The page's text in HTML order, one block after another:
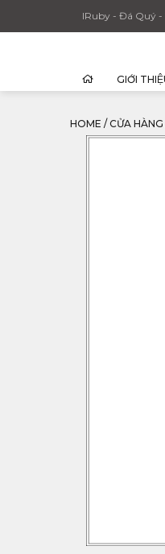
IRuby - Đá Quý -
GIỚI
HOME / CỬA HÀNG